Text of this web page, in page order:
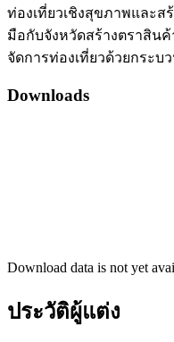
ท่องเที่ยวเชิงสุขภาพและส
มือกับจังหวัดสร้างตราสิน
จัดการท่องเที่ยวด้วยกระ
Downloads
Download data is not yet
ประวัติผู้แต่ง